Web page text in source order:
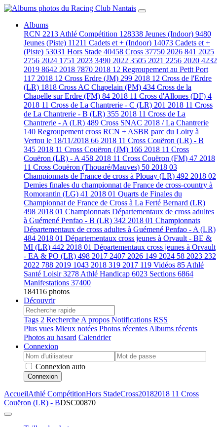
Albums
RCN 2213 Athlé Compétition 128338 Jeunes (Indoor) 9480
Jeunes (Piste) 11211 Cadets et + (Indoor) 14073 Cadets et +
(Piste) 53031 Hors Stade 40458 Cross 37750 2026 841 2025
2756 2024 1751 2023 3490 2022 3505 2021 2256 2020 4232
2019 8642 2018 7870 2018 12 Regroupement au Petit Port
117 2018 12 Cross Erdre (JM) 299 2018 12 Cross de l'Erdre
(LR) 1818 Cross AC Chapelain (PM) 434 Cross de la
Chapelle sur Erdre (FM) 84 2018 11 Cross d'Allones (DF) 4
2018 11 Cross de La Chantrerie - C (LR) 201 2018 11 Cross
de La Chantrerie - B (LR) 355 2018 11 Cross de La
Chantrerie - A (LR) 489 Cross SNAC 2018 / La Chantrerie
140 Regroupement cross RCN + ASBR parc du Loiry à
Vertou le 18/11/2018 66 2018 11 Cross Couëron (LR) - B
345 2018 11 Cross Couëron (JM) 166 2018 11 Cross
Couëron (LR) - A 458 2018 11 Cross Couëron (FM) 47 2018
11 Cross Couëron (Thouaré/Mauves) 50 2018 03
Championnats de France de cross à Plouay (LR) 492 2018 02
Demies finales du championnat de France de cross-country à
Romorantin (LG) 41 2018 01 Quarts de Finales du
Championnat de France de Cross à La Ferté Bernard (LR)
498 2018 01 Championnats Départementaux de cross adultes
à Guémené Penfao - B (LR) 342 2018 01 Championnats
Départementaux de cross adultes à Guémené Penfao - A (LR)
484 2018 01 Départementaux cross jeunes à Orvault - BE &
MI (LR) 442 2018 01 Départementaux cross jeunes à Orvault
- EA & PO (LR) 498 2017 2407 2026 149 2024 58 2023 232
2022 788 2019 1043 2018 319 2017 119 Vidéos 85 Athlé
Santé Loisir3278 Athlé Handicap 6023 Sections 6864
Manifestations 37400
184116 photos
Découvrir
Tags 2 Recherche A propos Notifications RSS
Plus vues Mieux notées Photos récentes Albums récents
Photos au hasard Calendrier
Connexion
Connexion auto
Connexion
AccueilAthlé CompétitionHors StadeCross20182018 11 Cross
Couëron (LR) - BDSC00870